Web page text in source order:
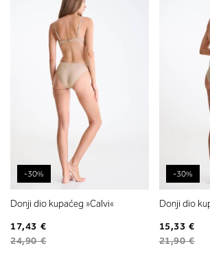
-30%
Donji dio kupaćeg »Calvi«
17,43 €
24,90 €
-30%
Donji dio
15,33 €
21,90 €
Izmerite
položite
izreza in
vdolbine
boste
ustreza vaši
stolpcu, ki